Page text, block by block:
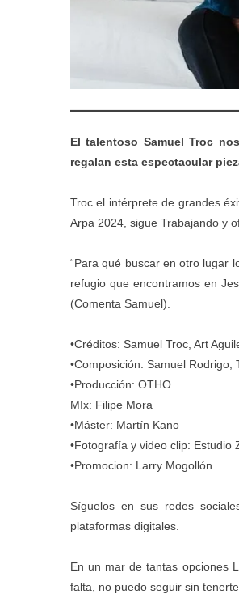
El talentoso Samuel Troc
regalan esta espectacular
Troc el intérprete de grandes
Arpa 2024, sigue Trabajando y
“Para qué buscar en otro lugar
refugio que encontramos en
(Comenta Samuel).
•Créditos: Samuel Troc, Art
•Composición: Samuel Rodrigo,
•Producción: OTHO
MIx: Filipe Mora
•Máster: Martín Kano
•Fotografía y video clip: Estudio
•Promocion: Larry Mogollón
Síguelos en sus redes
plataformas digitales.
En un mar de tantas opciones
falta, no puedo seguir sin